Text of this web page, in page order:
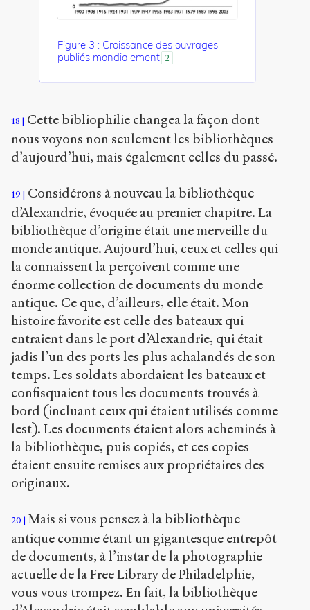
Figure 3 : Croissance des ouvrages
publiés mondialement 2
18
Cette bibliophilie changea la façon dont
nous voyons non seulement les bibliothèques
d’aujourd’hui, mais également celles du passé.
19
Considérons à nouveau la bibliothèque
d’Alexandrie, évoquée au premier chapitre. La
bibliothèque d’origine était une merveille du
monde antique. Aujourd’hui, ceux et celles qui
la connaissent la perçoivent comme une
énorme collection de documents du monde
antique. Ce que, d’ailleurs, elle était. Mon
histoire favorite est celle des bateaux qui
entraient dans le port d’Alexandrie, qui était
jadis l’un des ports les plus achalandés de son
temps. Les soldats abordaient les bateaux et
confisquaient tous les documents trouvés à
bord (incluant ceux qui étaient utilisés comme
lest). Les documents étaient alors acheminés à
la bibliothèque, puis copiés, et ces copies
étaient ensuite remises aux propriétaires des
originaux.
20
Mais si vous pensez à la bibliothèque
antique comme étant un gigantesque entrepôt
de documents, à l’instar de la photographie
actuelle de la Free Library de Philadelphie,
vous vous trompez. En fait, la bibliothèque